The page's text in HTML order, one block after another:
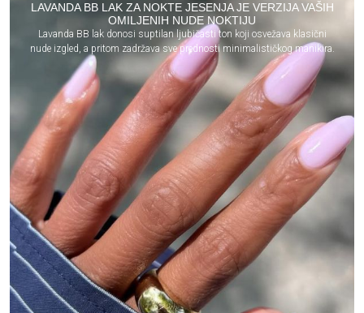
LAVANDA BB LAK ZA NOKTE JESENJA JE VERZIJA VAŠIH
OMILJENIH NUDE NOKTIJU
Lavanda BB lak donosi suptilan ljubičasti ton koji osvežava klasični
nude izgled, a pritom zadržava sve prednosti minimalističkog manikira.